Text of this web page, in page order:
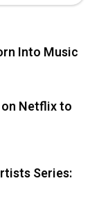
Into Music
Netflix to
Series: